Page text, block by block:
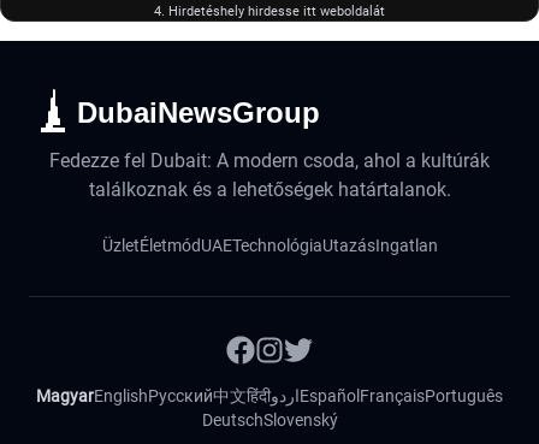
4. Hirdetéshely hirdesse itt weboldalát
DubaiNewsGroup
Fedezze fel Dubait: A modern csoda, ahol a kultúrák
találkoznak és a lehetőségek határtalanok.
ÜzletÉletmódUAETechnológiaUtazásIngatlan
MagyarEnglishРусский中文हिंदीاردوEspañol FrançaisPortuguês
DeutschSlovenský